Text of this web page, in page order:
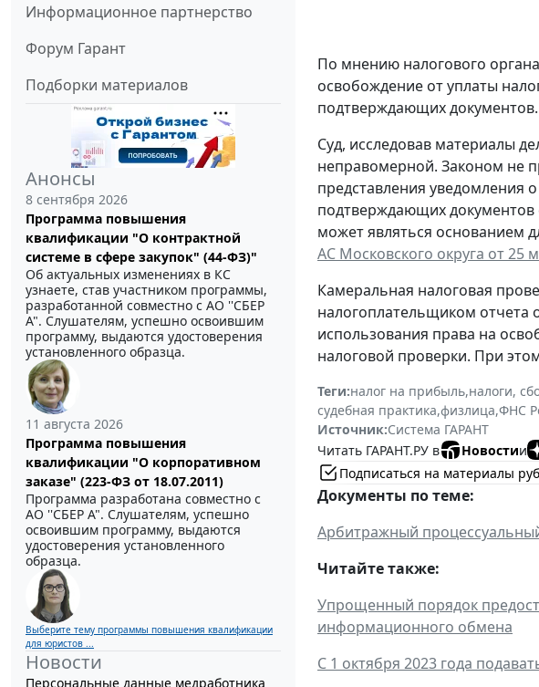
Информационное партнерство
Форум Гарант
Подборки материалов
Анонсы
8 сентября 2026
Программа повышения
квалификации "О контрактной
системе в сфере закупок" (44-ФЗ)"
Об актуальных изменениях в КС
узнаете, став участником программы,
разработанной совместно с АО ''СБЕР
А". Слушателям, успешно освоившим
программу, выдаются удостоверения
установленного образца.
11 августа 2026
Программа повышения
квалификации "О корпоративном
заказе" (223-ФЗ от 18.07.2011)
Программа разработана совместно с
АО ''СБЕР А". Слушателям, успешно
освоившим программу, выдаются
удостоверения установленного
образца.
Выберите тему программы повышения квалификации
для юристов ...
Новости
Персональные данные медработника
По мнению налогового
освобождение от уплаты
подтверждающих документов.
Суд, исследовав материалы
неправомерной. Законом не
представления уведомления
подтверждающих документов
может являться основанием
АС Московского округа от 25
Камеральная налоговая
налогоплательщиком отчета
использования права на
налоговой проверки. При
Теги:налог на прибыль,налоги,
судебная практика,физлица,ФНС
Источник:Система ГАРАНТ
Читать ГАРАНТ.РУ в
Новостии
Подписаться на материалы
Документы по теме:
Арбитражный
Читайте также:
Упрощенный порядок
информационного обмена
С 1 октября 2023 года